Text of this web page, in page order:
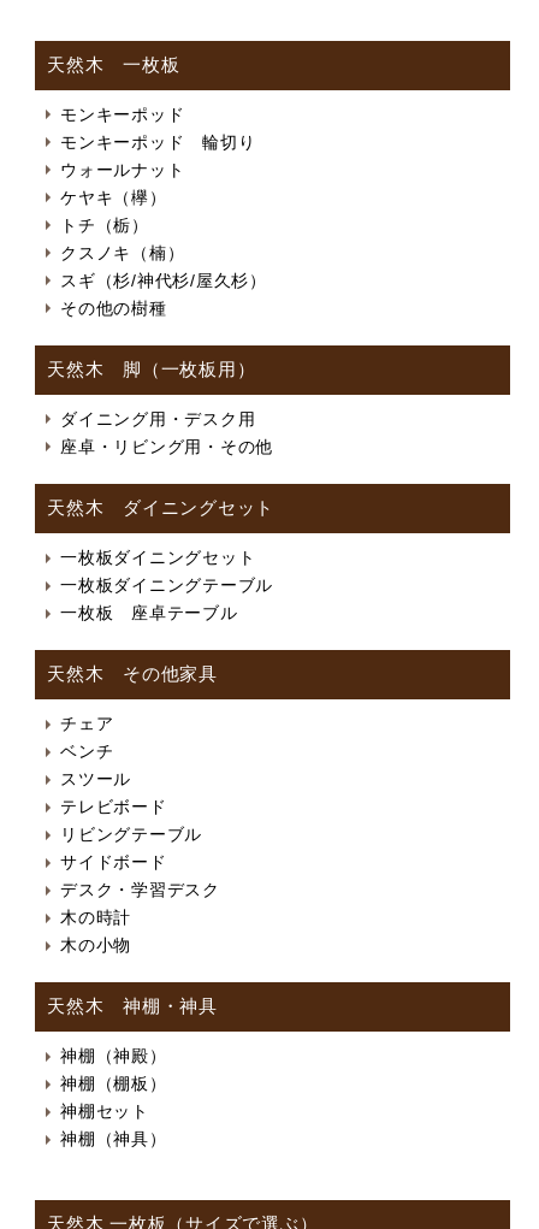
天然木 一枚板
モンキーポッド
モンキーポッド 輪切り
ウォールナット
ケヤキ（欅）
トチ（栃）
クスノキ（楠）
スギ（杉/神代杉/屋久杉）
その他の樹種
天然木 脚（一枚板用）
ダイニング用・デスク用
座卓・リビング用・その他
天然木 ダイニングセット
一枚板ダイニングセット
一枚板ダイニングテーブル
一枚板 座卓テーブル
天然木 その他家具
チェア
ベンチ
スツール
テレビボード
リビングテーブル
サイドボード
デスク・学習デスク
木の時計
木の小物
天然木 神棚・神具
神棚（神殿）
神棚（棚板）
神棚セット
神棚（神具）
天然木 一枚板（サイズで選ぶ）